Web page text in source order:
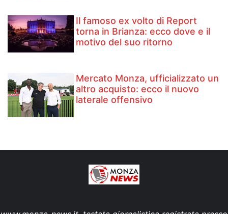
Il famoso ex volto di Report
torna in Brianza: ecco dove e il
motivo del suo ritorno
Mercato Monza, ufficializzato un
altro acquisto: ecco il nuovo
laterale offensivo